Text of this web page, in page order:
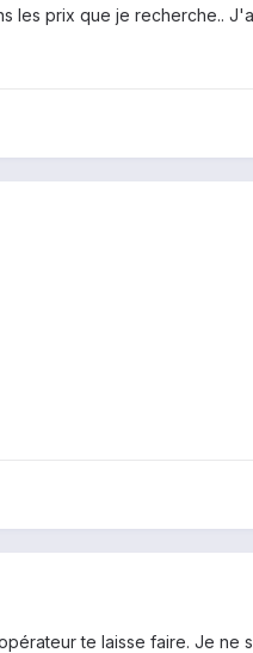
les prix que je recherche..
te laisse faire. Je ne